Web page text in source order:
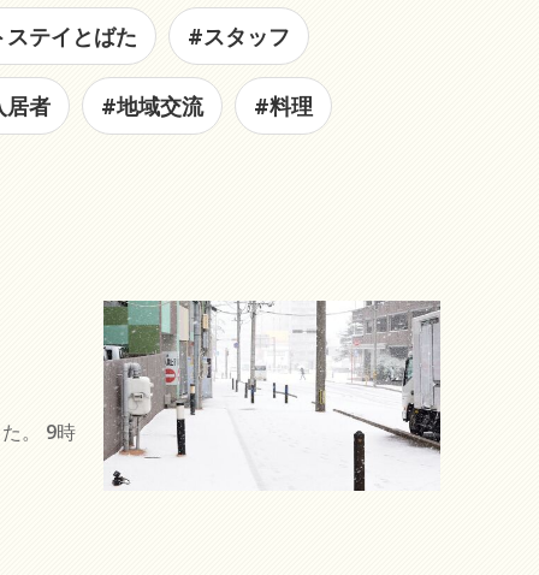
テイとばた #スタッフ
者 #地域交流 #料理
。 9時